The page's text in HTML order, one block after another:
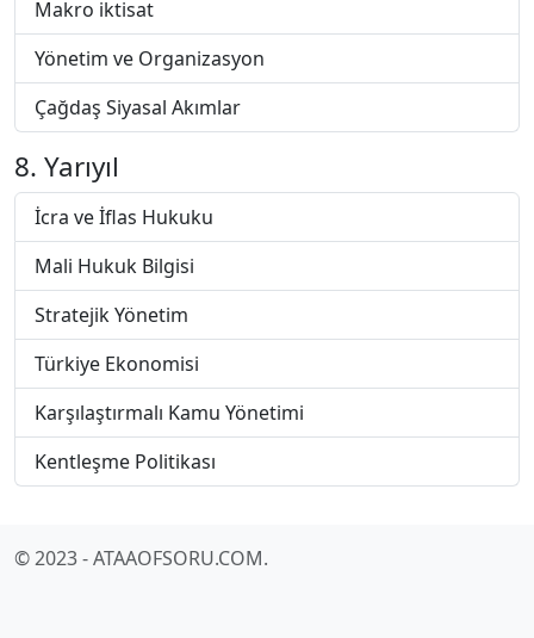
Makro iktisat
Yönetim ve Organizasyon
Çağdaş Siyasal Akımlar
8. Yarıyıl
İcra ve İflas Hukuku
Mali Hukuk Bilgisi
Stratejik Yönetim
Türkiye Ekonomisi
Karşılaştırmalı Kamu Yönetimi
Kentleşme Politikası
© 2023 - ATAAOFSORU.COM.